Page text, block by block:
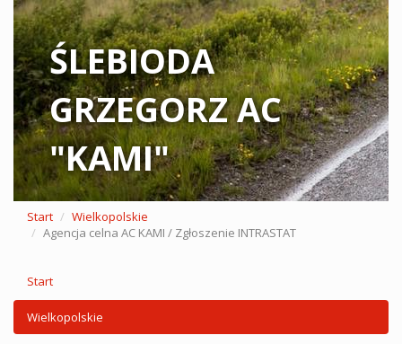
ŚLEBIODA
GRZEGORZ AC
"KAMI"
Start
Wielkopolskie
Agencja celna AC KAMI / Zgłoszenie INTRASTAT
Start
Wielkopolskie